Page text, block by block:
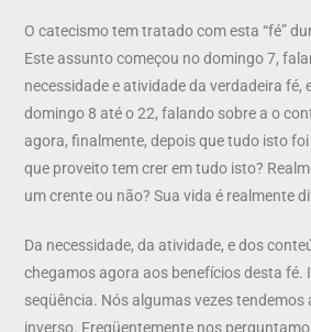
O catecismo tem tratado com esta “fé”
Este assunto começou no domingo 7,
necessidade e atividade da verdadeira fé,
domingo 8 até o 22, falando sobre a o
agora, finalmente, depois que tudo isto
que proveito tem crer em tudo isto?
um crente ou não? Sua vida é realmente
Da necessidade, da atividade, e dos
chegamos agora aos benefícios desta fé.
seqüência. Nós algumas vezes tendemos
inverso. Freqüentemente nos